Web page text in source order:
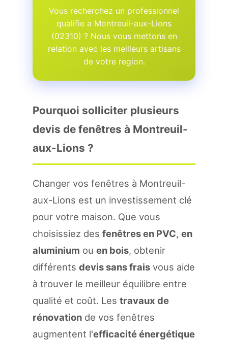
Vous recherchez un professionnel
qualifie a Montreuil-aux-Lions
(02310) ? Nous vous mettons en
relation avec les meilleurs artisans
de votre region.
Pourquoi solliciter plusieurs
devis de fenêtres à Montreuil-
aux-Lions ?
Changer vos fenêtres à Montreuil-
aux-Lions est un investissement clé
pour votre maison. Que vous
choisissiez des fenêtres en PVC, en
aluminium ou en bois, obtenir
différents devis sans frais vous aide
à trouver le meilleur équilibre entre
qualité et coût. Les travaux de
rénovation de vos fenêtres
augmentent l'efficacité énergétique